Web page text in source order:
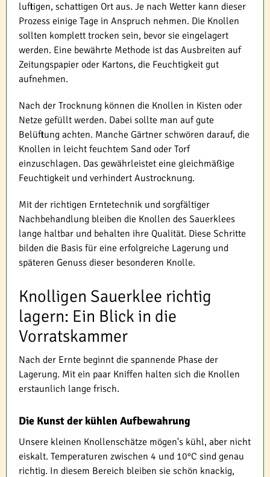
luftigen, schattigen Ort aus. Je nach Wetter kann dieser
Prozess einige Tage in Anspruch nehmen. Die Knollen
sollten komplett trocken sein, bevor sie eingelagert
werden. Eine bewährte Methode ist das Ausbreiten auf
Zeitungspapier oder Kartons, die Feuchtigkeit gut
aufnehmen.
Nach der Trocknung können die Knollen in Kisten oder
Netze gefüllt werden. Dabei sollte man auf gute
Belüftung achten. Manche Gärtner schwören darauf, die
Knollen in leicht feuchtem Sand oder Torf
einzuschlagen. Das gewährleistet eine gleichmäßige
Feuchtigkeit und verhindert Austrocknung.
Mit der richtigen Erntetechnik und sorgfältiger
Nachbehandlung bleiben die Knollen des Sauerklees
lange haltbar und behalten ihre Qualität. Diese Schritte
bilden die Basis für eine erfolgreiche Lagerung und
späteren Genuss dieser besonderen Knolle.
Knolligen Sauerklee richtig
lagern: Ein Blick in die
Vorratskammer
Nach der Ernte beginnt die spannende Phase der
Lagerung. Mit ein paar Kniffen halten sich die Knollen
erstaunlich lange frisch.
Die Kunst der kühlen Aufbewahrung
Unsere kleinen Knollenschätze mögen's kühl, aber nicht
eiskalt. Temperaturen zwischen 4 und 10°C sind genau
richtig. In diesem Bereich bleiben sie schön knackig,